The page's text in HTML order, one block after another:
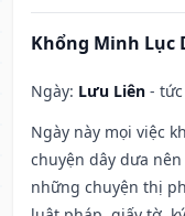
Khổng Minh Lục
Ngày: Lưu Liên -
Ngày này mọi việc
chuyện dây dưa
những chuyện thị